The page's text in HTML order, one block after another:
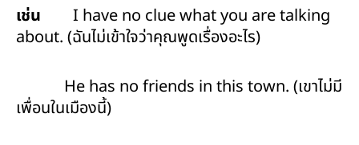
เช่น
I have no clue what you are talking
about. (ฉันไม่เข้าใจว่าคุณพูดเรื่องอะไร)
He has no friends in this town. (เขาไม่มี
เพื่อนในเมืองนี้)